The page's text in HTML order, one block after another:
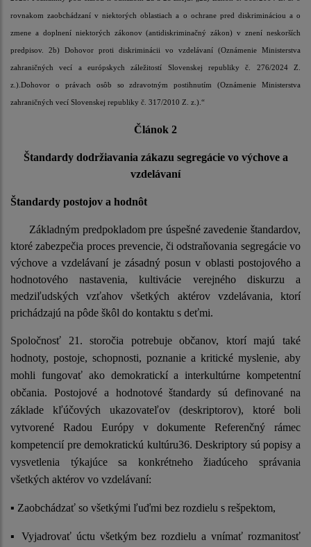
rovnakom zaobchádzaní v niektorých oblastiach a o ochrane pred diskrimináciou a o
zmene a doplnení niektorých zákonov (antidiskriminačný zákon) v znení neskorších
predpisov. 2b) Dohovor proti diskriminácii vo vzdelávaní (Oznámenie Ministerstva
zahraničných vecí a európskych záležitostí Slovenskej republiky č. 276/2024 Z.
z.).Dohovor o právach osôb so zdravotným postihnutím (Oznámenie Ministerstva
zahraničných vecí Slovenskej republiky č. 317/2010 Z. z.).“
Článok 2
Štandardy dodržiavania zákazu segregácie vo výchove a
vzdelávaní
Štandardy postojov a hodnôt
Základným predpokladom pre úspešné zavedenie štandardov,
ktoré zabezpečia proces prevencie, či odstraňovania segregácie vo
výchove a vzdelávaní je zásadný posun v oblasti postojového a
hodnotového nastavenia, kultivácie verejného diskurzu a
medziľudských vzťahov všetkých aktérov vzdelávania, ktorí
prichádzajú na pôde škôl do kontaktu s deťmi.
Spoločnosť 21. storočia potrebuje občanov, ktorí majú také
hodnoty, postoje, schopnosti, poznanie a kritické myslenie, aby
mohli fungovať ako demokratickí a interkultúrne kompetentní
občania. Postojové a hodnotové štandardy sú definované na
základe kľúčových ukazovateľov (deskriptorov), ktoré boli
vytvorené Radou Európy v dokumente Referenčný rámec
kompetencií pre demokratickú kultúru36. Deskriptory sú popisy a
vysvetlenia týkajúce sa konkrétneho žiadúceho správania
všetkých aktérov vo vzdelávaní:
▪ Zaobchádzať so všetkými ľuďmi bez rozdielu s rešpektom,
▪ Vyjadrovať úctu všetkým bez rozdielu a vnímať rozmanitosť